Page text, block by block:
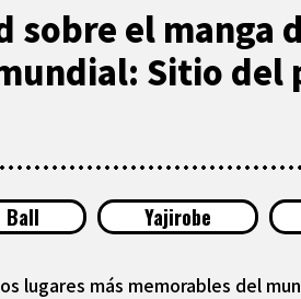
el manga
Sitio
Ball Yajirobe
lugares más memorables del